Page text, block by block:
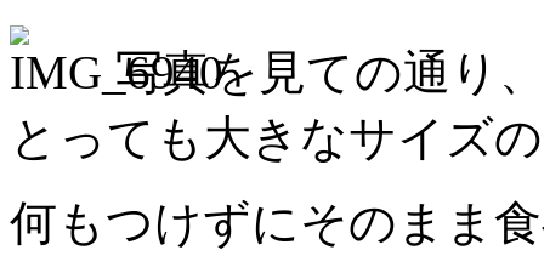
写真を見ての通り
とっても大きなサイズ
何もつけずにそのまま